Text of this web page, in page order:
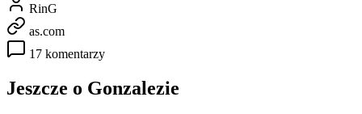
RinG
as.com
17 komentarzy
Jeszcze o Gonzalezie